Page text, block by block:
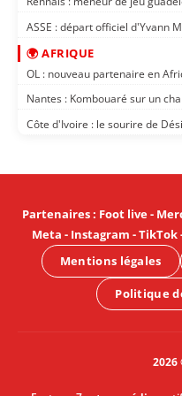
ASSE : départ officiel d'Yvann
🌍 AFRIQUE
OL : nouveau partenaire en
Nantes : Kombouaré sur un
Côte d'Ivoire : le sourire de
Partenaires: Foot live-
Meta - Instagram -TikTok
Mentions légales
Politique
2026